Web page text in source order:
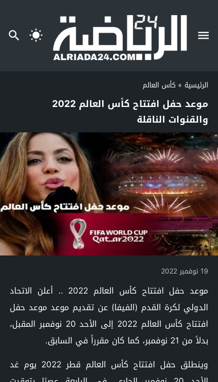
الرئيسية » كأس العالم
موعد حفل افتتاح كأس العالم 2022
والقنوات الناقلة
19 نوفمبر 2022
موعد حفل افتتاح كأس العالم 2022 .. أعلن الاتحاد
الدولي لكرة القدم (الفيفا) عن تقديم موعد موعد حفل
افتتاح كأس العالم 2022 إلى الأحد 20 نوفمبر المقبل،
بدلاً من 21 نوفمبر، كما كان مقرراً في السابق.
وينطلق حفل افتتاح كأس العالم قطر 2022 يوم غد